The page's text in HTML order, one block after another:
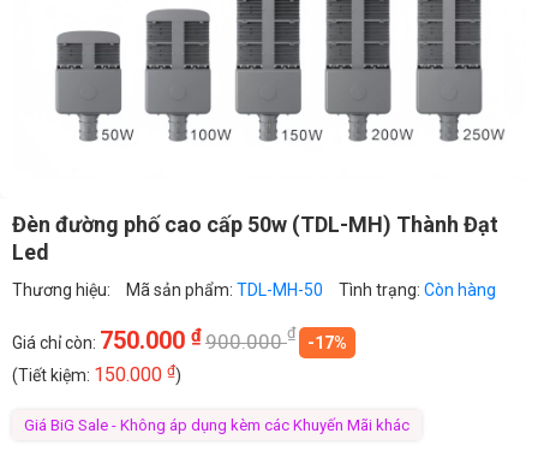
Đèn đường phố cao cấp 50w (TDL-MH) Thành Đạt
Led
Thương hiệu: Mã sản phẩm: TDL-MH-50 Tình trạng: Còn hàng
Giá chỉ còn: 750.000 ₫900.000₫
-17%
(Tiết kiệm: 150.000 ₫)
Giá BiG Sale - Không áp dụng kèm các Khuyến Mãi khác